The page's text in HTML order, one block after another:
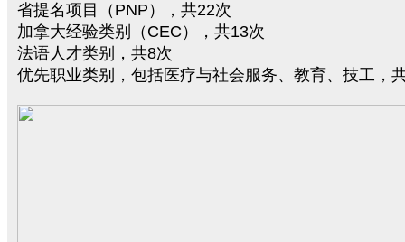
省提名项目（PNP），共22次
加拿大经验类别（CEC），共13次
法语人才类别，共8次
优先职业类别，包括医疗与社会服务、教育、技工，